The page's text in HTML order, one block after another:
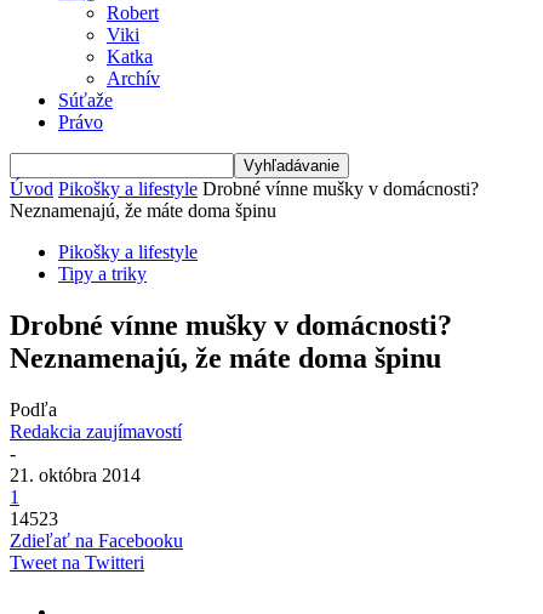
Robert
Viki
Katka
Archív
Súťaže
Právo
Úvod Pikošky a lifestyle Drobné vínne mušky v domácnosti?
Neznamenajú, že máte doma špinu
Pikošky a lifestyle
Tipy a triky
Drobné vínne mušky v domácnosti?
Neznamenajú, že máte doma špinu
Podľa
Redakcia zaujímavostí
-
21. októbra 2014
1
14523
Zdieľať na Facebooku
Tweet na Twitteri